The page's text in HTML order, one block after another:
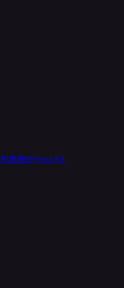
利用規約Press Kit